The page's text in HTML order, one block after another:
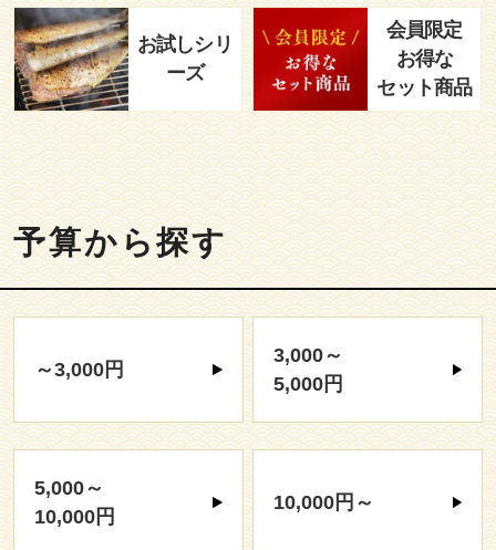
お試しシリ
ーズ
会員限定
お得な
セット商品
予算から探す
～3,000円
3,000～
5,000円
5,000～
10,000円
10,000円～